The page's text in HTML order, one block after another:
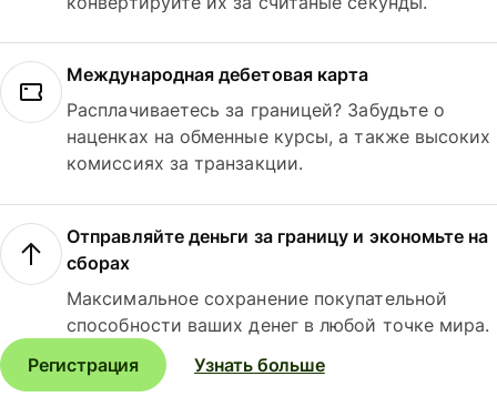
Международная дебетовая карта
Расплачиваетесь за границей? Забудьте о
наценках на обменные курсы, а также высоких
комиссиях за транзакции.
Отправляйте деньги за границу и экономьте на
сборах
Максимальное сохранение покупательной
способности ваших денег в любой точке мира.
Регистрация
Узнать больше